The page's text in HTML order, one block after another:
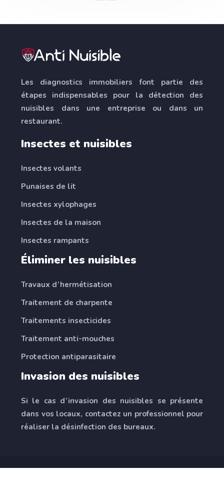
Les diagnostics immobiliers font partie des
étapes indispensables pour la détection des
nuisibles dans une entreprise ou dans un
restaurant.
Insectes et nuisibles
Insectes volants
Punaises de lit
Insectes xylophages
Insectes de la maison
Insectes rampants
Éliminer les nuisibles
Travaux d’hermétisation
Traitement de charpente
Traitements insecticides
Traitement anti-mouches
Protection antiparasitaire
Invasion des nuisibles
Si le cas d’invasion des nuisibles se présente
dans vos locaux, contactez un professionnel pour
réaliser la désinfection des bureaux.